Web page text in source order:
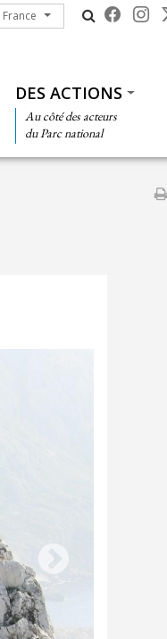
France
DES ACTIONS
Au côté des acteurs
du Parc national